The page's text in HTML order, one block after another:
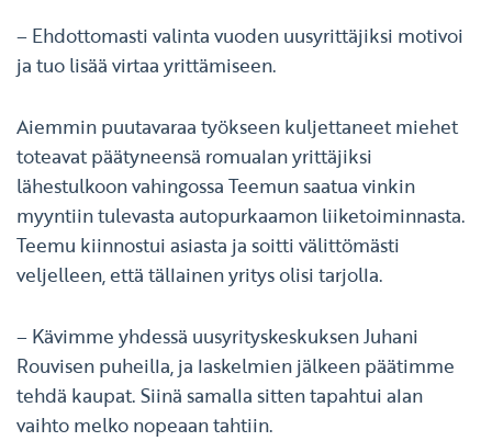
– Ehdottomasti valinta vuoden uusyrittäjiksi motivoi
ja tuo lisää virtaa yrittämiseen.
Aiemmin puutavaraa työkseen kuljettaneet miehet
toteavat päätyneensä romualan yrittäjiksi
lähestulkoon vahingossa Teemun saatua vinkin
myyntiin tulevasta autopurkaamon liiketoiminnasta.
Teemu kiinnostui asiasta ja soitti välittömästi
veljelleen, että tällainen yritys olisi tarjolla.
– Kävimme yhdessä uusyrityskeskuksen Juhani
Rouvisen puheilla, ja laskelmien jälkeen päätimme
tehdä kaupat. Siinä samalla sitten tapahtui alan
vaihto melko nopeaan tahtiin.